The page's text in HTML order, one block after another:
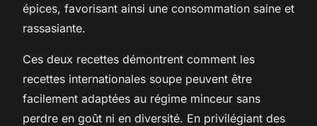
épices, favorisant ainsi une consommation saine et
rassasiante.
Ces deux recettes démontrent comment les
recettes internationales soupe peuvent être
facilement adaptées au régime minceur sans
perdre en goût ni en diversité. En privilégiant des